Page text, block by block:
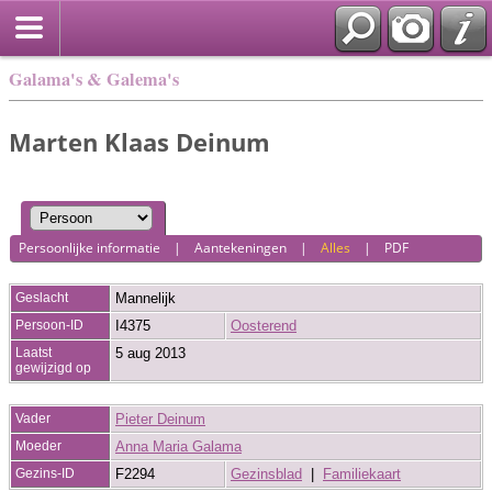
Galama's & Galema's
Marten Klaas Deinum
Persoonlijke informatie |Aantekeningen |Alles | PDF
Geslacht Mannelijk
Persoon-ID I4375 Oosterend
Laatst
gewijzigd op
5 aug 2013
Vader Pieter Deinum
Moeder Anna Maria Galama
Gezins-ID F2294 Gezinsblad Familiekaart